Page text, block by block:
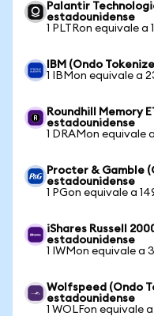
Palantir
estadounidense
1 PLTRon equivale a
IBM (Ondo
1 IBMon equivale a
Roundhill Memory
estadounidense
1 DRAMon equivale
Procter & Gamble
estadounidense
1 PGon equivale a
iShares Russell
estadounidense
1 IWMon equivale a
Wolfspeed (Ondo
estadounidense
1 WOLFon equivale